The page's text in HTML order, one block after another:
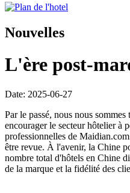
Nouvelles
L'ère post-
Date: 2025-06-27
Par le passé, nous nous
encourager le secteur hôtelier à
professionnelles de
être revue. À l'avenir, la Chine
nombre total d'hôtels en Chine
de la marque et la fidélité des